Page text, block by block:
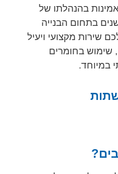
בהנהלתו של
בתחום הבנייה
שירות מקצועי ויעיל
שימוש בחומרים
במיוחד.